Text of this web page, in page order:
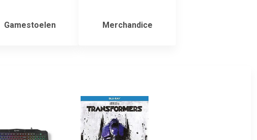
Gamestoelen Merchandice